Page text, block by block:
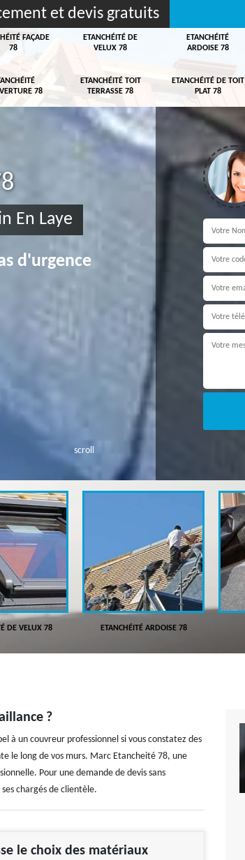
et devis gratuits
FAÇADE
78
ETANCHÉITÉ DE
VELUX 78
ETANCHÉITÉ
ARDOISE 78
78
ETANCHÉITÉ TOIT
TERRASSE 78
ETANCHÉITÉ DE TOIT
PLAT 78
scroll
En Laye
d'urgence
DE VELUX 78 ETANCHÉITÉ ARDOISE 78
?
à un couvreur professionnel si vous constatez des
le long de vos murs. Marc Etancheité 78, une
Pour une demande de devis sans
chargés de clientèle.
le choix des matériaux